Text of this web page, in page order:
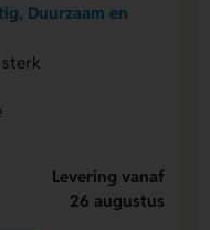
Duurzaam en
sterk
Levering vanaf
26 augustus